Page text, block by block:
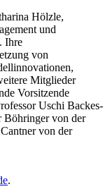
Hölzle,
und
Ihre
von
Mitglieder
Vorsitzende
Uschi Backes-
Böhringer von der
von der
.